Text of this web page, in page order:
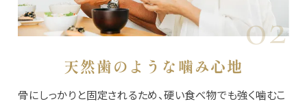
02
天然歯のような噛み心地
骨にしっかりと固定されるため、硬い食べ物でも強く噛むこ